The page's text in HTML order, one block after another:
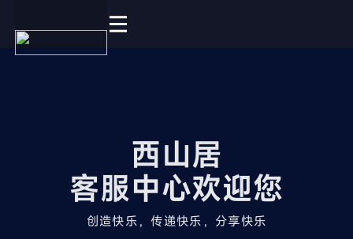
创造快乐，传递快乐，分享快乐
西山居
客服中心欢迎您